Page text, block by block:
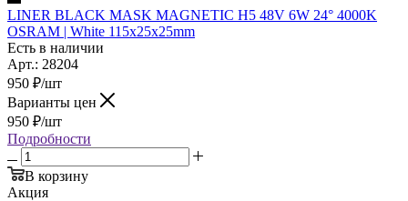
LINER BLACK MASK MAGNETIC Н5 48V 6W 24° 4000K
OSRAM | White 115х25х25mm
Есть в наличии
Арт.: 28204
950 ₽/шт
Варианты цен
950 ₽/шт
Подробности
В корзину
Акция